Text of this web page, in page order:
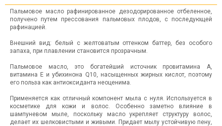
Пальмовое масло рафинированное дезодорированное отбеленное,
получено путем прессования пальмовых плодов, с последующей
рафинацией.
Внешний вид: белый с желтоватым оттенком баттер, без особого
запаха, при плавлении становится прозрачным.
Пальмовое масло, это богатейший источник провитамина А,
витамина Е и убихинона Q10, насыщенных жирных кислот, поэтому
его польза как антиоксиданта неоценима.
Применяется как отличный компонент мыла с нуля. Используется в
косметике для кожи и волос. Особенно заметно влияние в
шампуневом мыле, поскольку масло укрепляет структуру волос,
делает их шелковистыми и живыми. Придает мылу устойчивую пену,